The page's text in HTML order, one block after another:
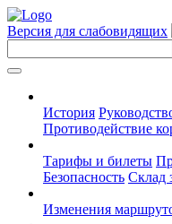
Версия для слабовидящих
История
Противодействие
Тарифы и билеты
Безопасность Склад
Изменения